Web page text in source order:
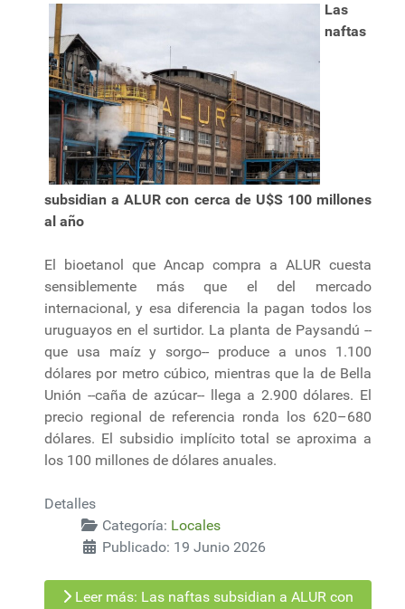
Las
naftas
subsidian a ALUR con cerca de U$S 100 millones
al año
El bioetanol que Ancap compra a ALUR cuesta
sensiblemente más que el del mercado
internacional, y esa diferencia la pagan todos los
uruguayos en el surtidor. La planta de Paysandú --
que usa maíz y sorgo-- produce a unos 1.100
dólares por metro cúbico, mientras que la de Bella
Unión --caña de azúcar-- llega a 2.900 dólares. El
precio regional de referencia ronda los 620–680
dólares. El subsidio implícito total se aproxima a
los 100 millones de dólares anuales.
Detalles
Categoría: Locales
Publicado: 19 Junio 2026
Leer más: Las naftas subsidian a ALUR con